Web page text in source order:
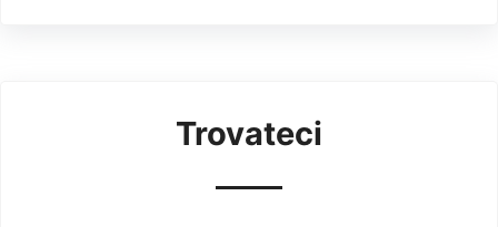
Trovateci